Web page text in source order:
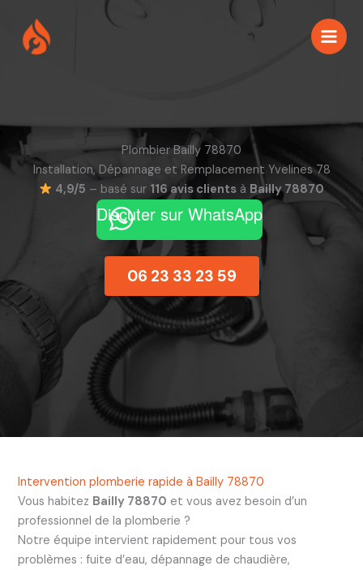
contenu
Plombier Bailly 78870
Installation, Dépannage et Remplacement Yvelines 78
4,9/5 – basé sur 116 avis clients à Bailly 78870
Discuter sur WhatsApp
06 23 33 23 59
Intervention plomberie rapide à Bailly 78870
Vous habitez Bailly 78870 et vous avez besoin d’un
professionnel de la plomberie ?
Notre équipe intervient rapidement pour tous vos
problèmes : fuite d’eau, dépannage de chaudière,